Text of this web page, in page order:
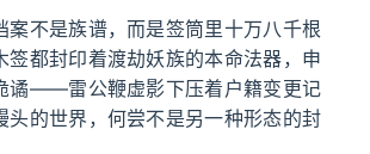
案不是族谱，而是签筒里十万八千根
签都封印着渡劫妖族的本命法器，申
谲——雷公鞭虚影下压着户籍变更记
头的世界，何尝不是另一种形态的封